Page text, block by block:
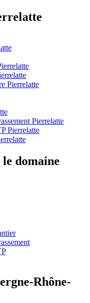
Pierrelatte
Pierrelatte
Pierrelatte
domaine
Rhône-